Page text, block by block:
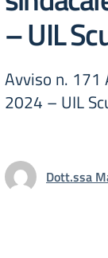
– UIL
Avviso n. 171
2024 – UIL
Dott.ssa